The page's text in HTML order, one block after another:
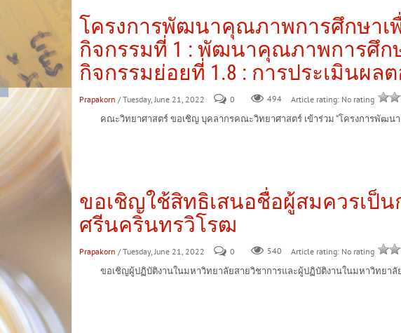
โครงการพัฒนาคุณภาพการศึกษาเ
กิจกรรมที่ 1 : พัฒนาคุณภาพการศึกษ
กิจกรรมย่อยที่ 1.8 : การประเมินผล
Prapakorn / Tuesday, June 21, 2022 0 494 Article rating: No rating
คณะวิทยาศาสตร์ ขอเชิญ บุคลากรคณะวิทยาศาสตร์ เข้าร่วม “โครงการพัฒนา
ขอเชิญใช้สิทธิเสนอชื่อผู้สมควรเป็
ศรีนครินทรวิโรฒ
Prapakorn / Tuesday, June 21, 2022 0 540 Article rating: No rating
ขอเชิญผู้ปฏิบัติงานในมหาวิทยาลัยสายวิชาการและผู้ปฏิบัติงานในมหาวิทยาลั